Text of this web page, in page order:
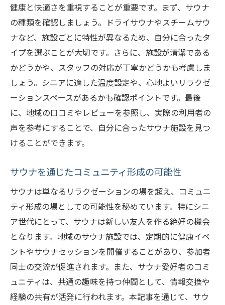
サウナと運動を組み合わせた健康プラン
サウナを楽しむための衣類とアクセサリー
の選び方
サウナで心身の健康を高めるシニア向けガイド
シニアに最適なサウナの選び方
サウナを利用する際の健康チェックリスト
個人に合ったサウナプログラムの作り方
サウナと日常生活の調和の取り方
サウナ後の心と体のリセット法
健康と快適さを重視することが重要です。まず、サウナ
の種類を確認しましょう。ドライサウナやスチームサウ
ナなど、施設ごとに特性が異なるため、自分に合ったタ
イプを選ぶことが大切です。さらに、施設が清潔である
かどうかや、スタッフの対応が丁寧かどうかも考慮しま
しょう。シニアに適した温度設定や、心地よいリラクゼ
ーションスペースがあるかも確認ポイントです。最後
に、地域の口コミやレビューを参照し、実際の利用者の
声を参考にすることで、自分に合ったサウナ施設を見つ
けることができます。
サウナを通じたコミュニティ形成の可能性
サウナは単なるリラクゼーションの場を超え、コミュニ
ティ形成の場としての可能性を秘めています。特にシニ
ア世代にとって、サウナは新しい友人を作る絶好の機会
となります。地域のサウナ施設では、定期的に健康イベ
ントやサウナセッションを開催することがあり、参加者
同士の交流が促進されます。また、サウナ愛好者のコミ
ュニティは、共通の趣味を持つ仲間として、情報交換や
経験の共有が活発に行われます。本記事を通じて、サウ